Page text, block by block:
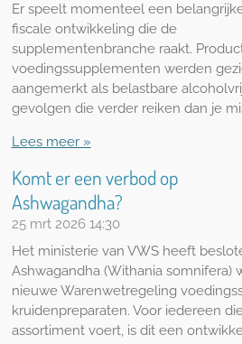
Er speelt momenteel een
fiscale ontwikkeling die de
supplementenbranche raakt.
voedingssupplementen werden
aangemerkt als belastbare
gevolgen die verder reiken dan je
Lees meer »
Komt er een verbod op
Ashwagandha?
25 mrt 2026 14:30
Het ministerie van VWS heeft
Ashwagandha (Withania somnifera)
nieuwe Warenwetregeling
kruidenpreparaten. Voor iedereen
assortiment voert, is dit een